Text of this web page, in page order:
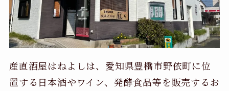
産直酒屋はねよしは、愛知県豊橋市野依町に位
置する日本酒やワイン、発酵食品等を販売するお